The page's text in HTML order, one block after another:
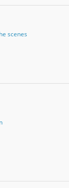
scenes